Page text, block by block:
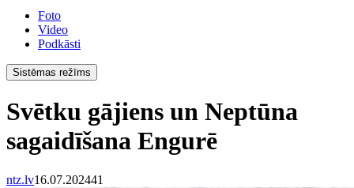
Foto
Video
Podkāsti
Sistēmas režīms
Svētku gājiens un Neptūna
sagaidīšana Engurē
ntz.lv16.07.202441